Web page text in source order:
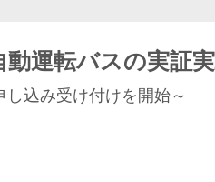
運転バスの実証
込み受け付けを開始～